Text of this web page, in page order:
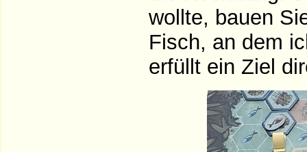
wollte, bauen
Fisch, an dem
erfüllt ein Ziel